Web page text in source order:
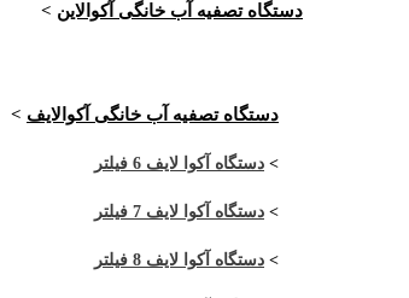
دستگاه تصفیه آب خانگی آکوالاین >
دستگاه تصفیه آب خانگی آکوالایف >
> دستگاه آکوا لایف 6 فیلتر
> دستگاه آکوا لایف 7 فیلتر
> دستگاه آکوا لایف 8 فیلتر